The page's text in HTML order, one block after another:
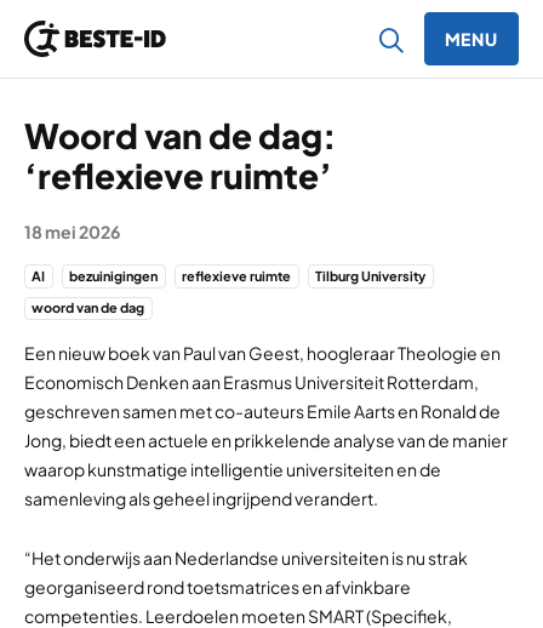
MENU
Woord van de dag:
‘reflexieve ruimte’
18 mei 2026
AI bezuinigingen reflexieve ruimte Tilburg University
woord van de dag
Een nieuw boek van Paul van Geest, hoogleraar Theologie en
Economisch Denken aan Erasmus Universiteit Rotterdam,
geschreven samen met co-auteurs Emile Aarts en Ronald de
Jong, biedt een actuele en prikkelende analyse van de manier
waarop kunstmatige intelligentie universiteiten en de
samenleving als geheel ingrijpend verandert.
“Het onderwijs aan Nederlandse universiteiten is nu strak
georganiseerd rond toetsmatrices en afvinkbare
competenties. Leerdoelen moeten SMART (Specifiek,